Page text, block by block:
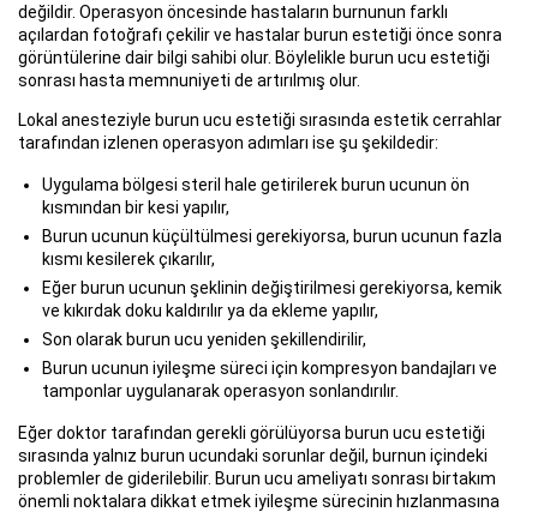
değildir. Operasyon öncesinde hastaların burnunun farklı
açılardan fotoğrafı çekilir ve hastalar burun estetiği önce sonra
görüntülerine dair bilgi sahibi olur. Böylelikle burun ucu estetiği
sonrası hasta memnuniyeti de artırılmış olur.
Lokal anesteziyle burun ucu estetiği sırasında estetik cerrahlar
tarafından izlenen operasyon adımları ise şu şekildedir:
Uygulama bölgesi steril hale getirilerek burun ucunun ön
kısmından bir kesi yapılır,
Burun ucunun küçültülmesi gerekiyorsa, burun ucunun fazla
kısmı kesilerek çıkarılır,
Eğer burun ucunun şeklinin değiştirilmesi gerekiyorsa, kemik
ve kıkırdak doku kaldırılır ya da ekleme yapılır,
Son olarak burun ucu yeniden şekillendirilir,
Burun ucunun iyileşme süreci için kompresyon bandajları ve
tamponlar uygulanarak operasyon sonlandırılır.
Eğer doktor tarafından gerekli görülüyorsa burun ucu estetiği
sırasında yalnız burun ucundaki sorunlar değil, burnun içindeki
problemler de giderilebilir. Burun ucu ameliyatı sonrası birtakım
önemli noktalara dikkat etmek iyileşme sürecinin hızlanmasına